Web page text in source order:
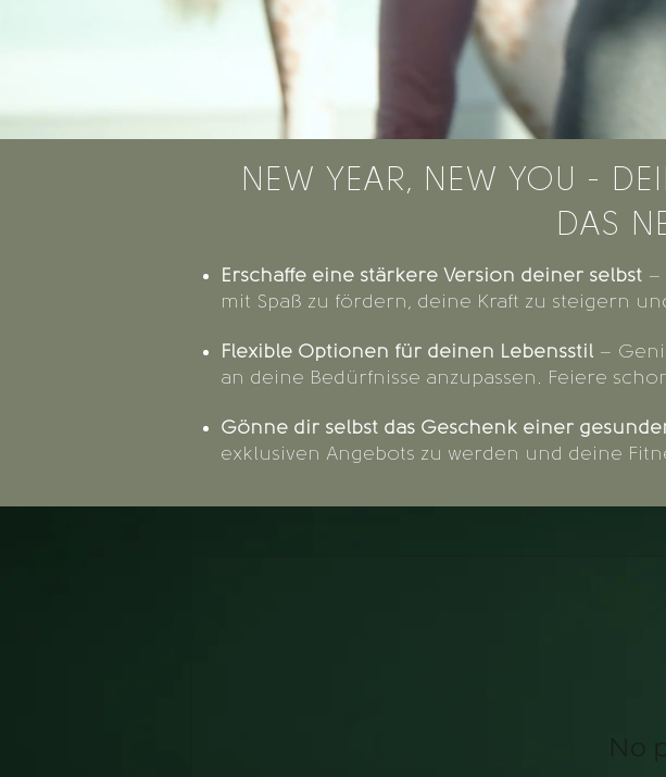
NEW YEAR, NEW YOU -
DAS
Erschaffe eine stärkere Version deiner selbst –
mit Spaß zu fördern, deine Kraft zu steigern
Flexible Optionen für deinen Lebensstil –
an deine Bedürfnisse anzupassen. Feiere
Gönne dir selbst das Geschenk einer
exklusiven Angebots zu werden und deine
No